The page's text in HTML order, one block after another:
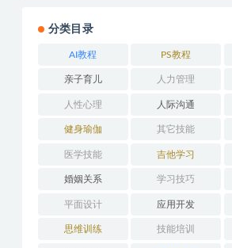
分类目录
AI教程 PS教程
亲子育儿 人力管理
人性心理 人际沟通
健身瑜伽 其它技能
医学技能 吉他学习
婚姻关系 学习技巧
平面设计 应用开发
思维训练 技能培训